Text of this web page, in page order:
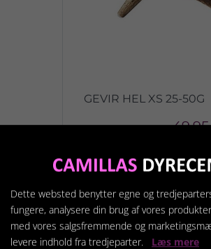
GEVIR HEL XS 25-50G
Dette websted benytter egne og
fungere, analysere din brug af vores
med vores salgsfremmende og
levere indhold fra tredjeparter. Læs mere